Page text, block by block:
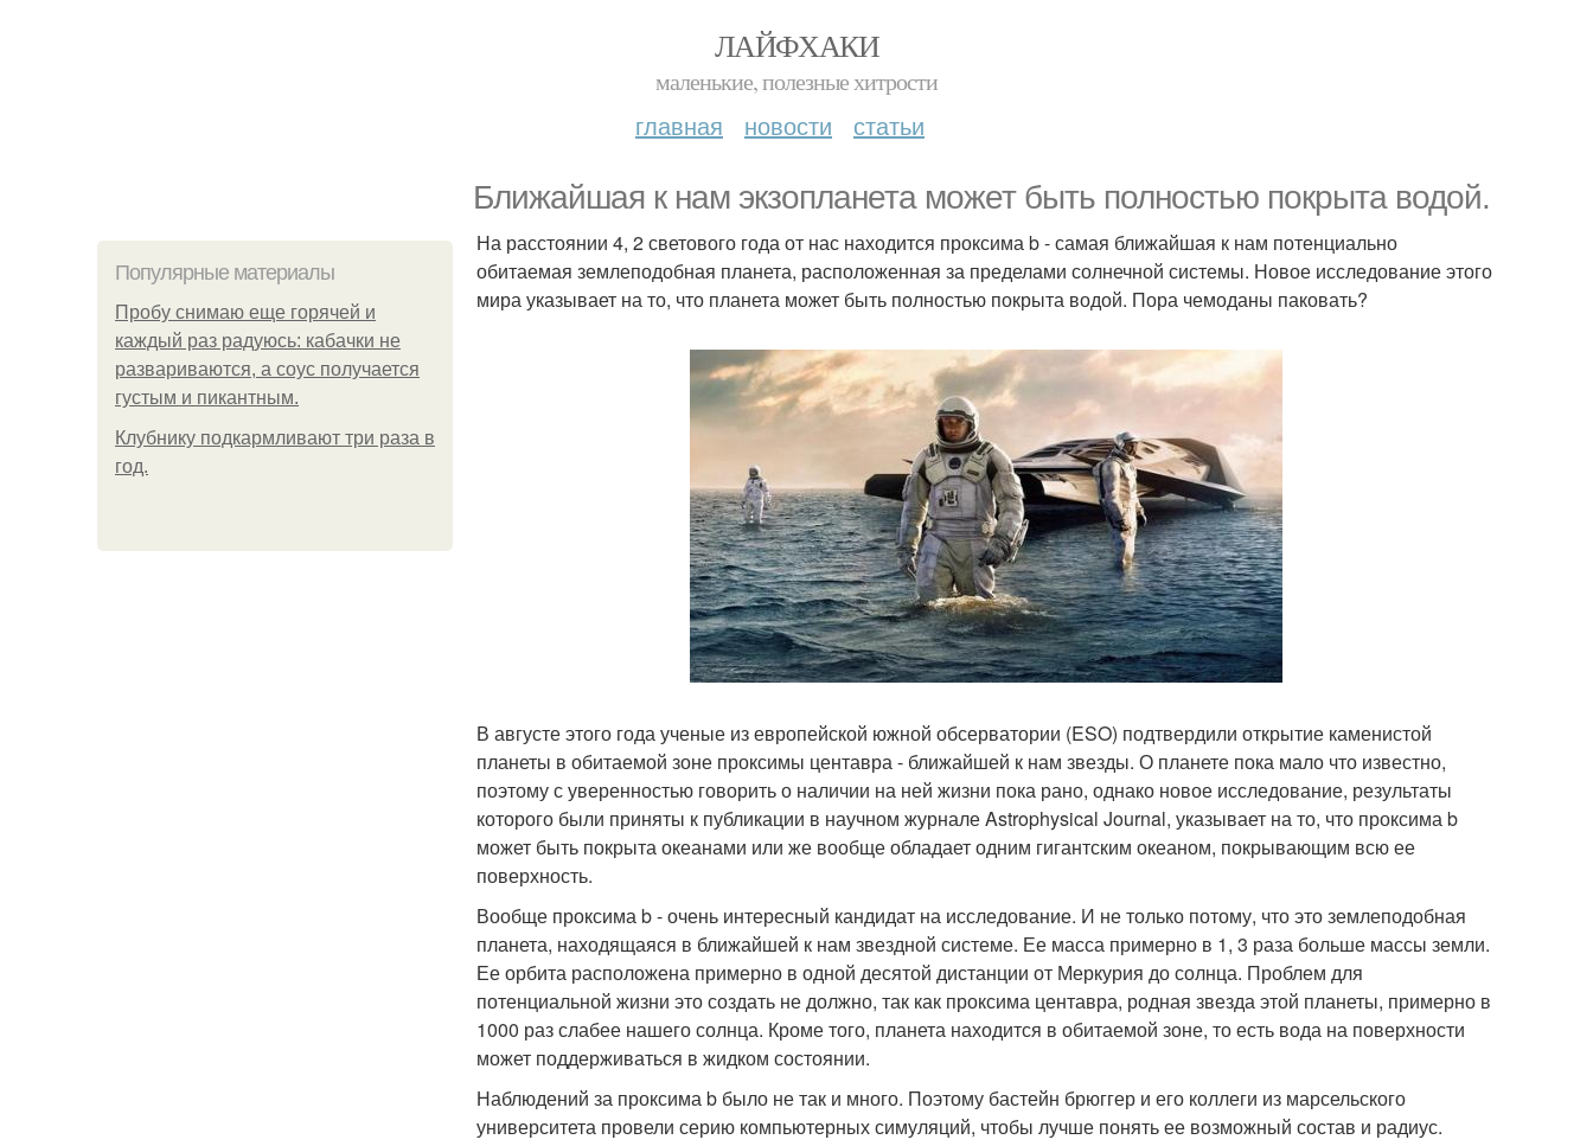
ЛАЙФХАКИ
маленькие, полезные хитрости
главная новости статьи
Ближайшая к нам экзопланета может быть полностью покрыта водой.
Популярные материалы
Пробу снимаю еще горячей и
каждый раз радуюсь: кабачки не
развариваются, а соус получается
густым и пикантным.
Клубнику подкaрмливают три раза в
гoд.
На расстоянии 4, 2 светового года от нас находится проксима b - самая ближайшая к нам потенциально
обитаемая землеподобная планета, расположенная за пределами солнечной системы. Новое исследование этого
мира указывает на то, что планета может быть полностью покрыта водой. Пора чемоданы паковать?
В августе этого года ученые из европейской южной обсерватории (ESO) подтвердили открытие каменистой
планеты в обитаемой зоне проксимы центавра - ближайшей к нам звезды. О планете пока мало что известно,
поэтому с уверенностью говорить о наличии на ней жизни пока рано, однако новое исследование, результаты
которого были приняты к публикации в научном журнале Astrophysical Journal, указывает на то, что проксима b
может быть покрыта океанами или же вообще обладает одним гигантским океаном, покрывающим всю ее
поверхность.
Вообще проксима b - очень интересный кандидат на исследование. И не только потому, что это землеподобная
планета, находящаяся в ближайшей к нам звездной системе. Ее масса примерно в 1, 3 раза больше массы земли.
Ее орбита расположена примерно в одной десятой дистанции от Меркурия до солнца. Проблем для
потенциальной жизни это создать не должно, так как проксима центавра, родная звезда этой планеты, примерно в
1000 раз слабее нашего солнца. Кроме того, планета находится в обитаемой зоне, то есть вода на поверхности
может поддерживаться в жидком состоянии.
Наблюдений за проксима b было не так и много. Поэтому бастейн брюггер и его коллеги из марсельского
университета провели серию компьютерных симуляций, чтобы лучше понять ее возможный состав и радиус.